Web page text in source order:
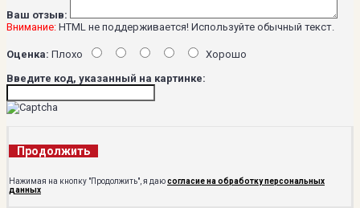
Ваш отзыв:
Внимание: HTML не поддерживается! Используйте обычный текст.
Оценка: Плохо
Хорошо
Введите код, указанный на картинке:
Продолжить
Нажимая на кнопку "Продолжить", я даюсогласие на обработку персональных
данных